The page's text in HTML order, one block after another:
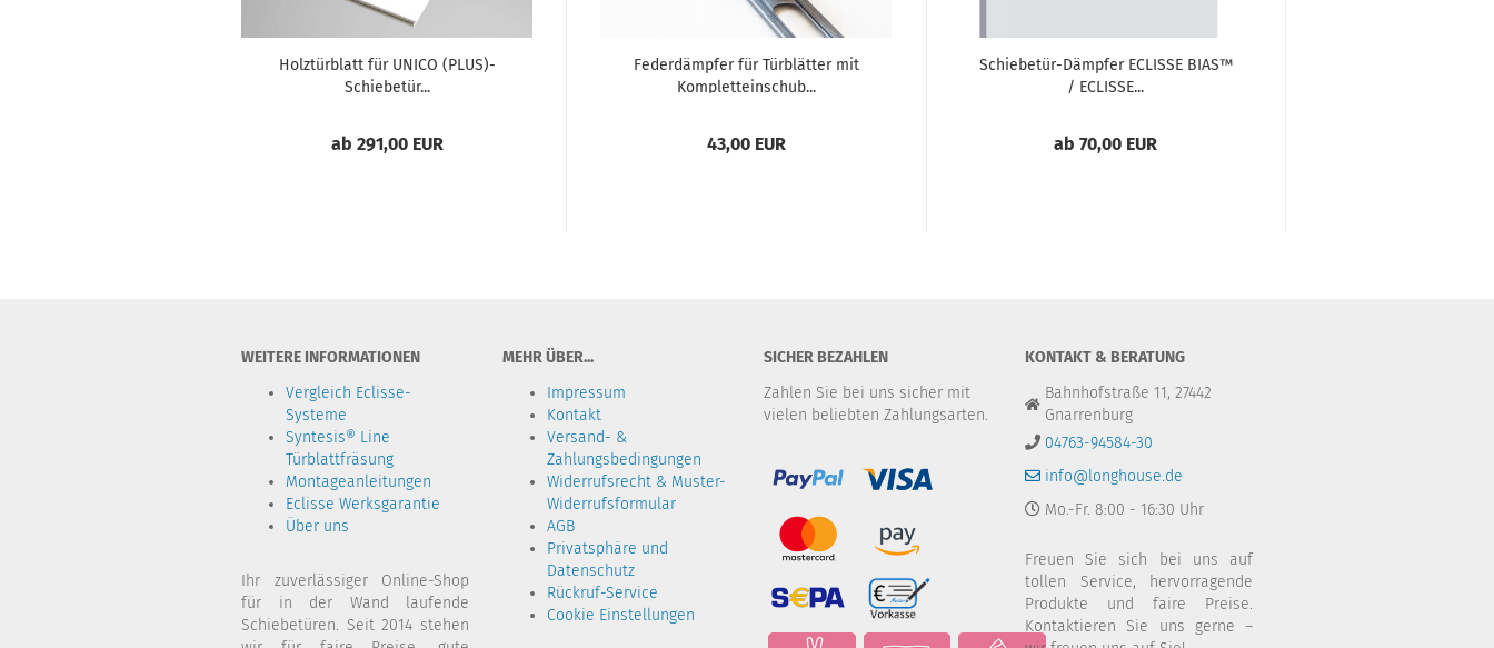
Holztürblatt für UNICO (PLUS)-
Schiebetür...
ab 291,00 EUR
Federdämpfer für Türblätter mit
Kompletteinschub...
43,00 EUR
Schiebetür-Dämpfer ECLISSE BIAS™
/ ECLISSE...
ab 70,00 EUR
WEITERE INFORMATIONEN
Vergleich Eclisse-
Systeme
Syntesis® Line
Türblattfräsung
Montageanleitungen
Eclisse Werksgarantie
Über uns
Ihr zuverlässiger Online-Shop
für in der Wand laufende
Schiebetüren. Seit 2014 stehen
MEHR ÜBER...
Impressum
Kontakt
Versand- &
Zahlungsbedingungen
Widerrufsrecht & Muster-
Widerrufsformular
AGB
Privatsphäre und
Datenschutz
Rückruf-Service
Cookie Einstellungen
SICHER BEZAHLEN
Zahlen Sie bei uns sicher mit
vielen beliebten Zahlungsarten.
KONTAKT & BERATUNG
Bahnhofstraße 11, 27442
Gnarrenburg
04763-94584-30
info@longhouse.de
Mo.-Fr. 8:00 - 16:30 Uhr
Freuen Sie sich bei uns auf
tollen Service, hervorragende
Produkte und faire Preise.
Kontaktieren Sie uns gerne –